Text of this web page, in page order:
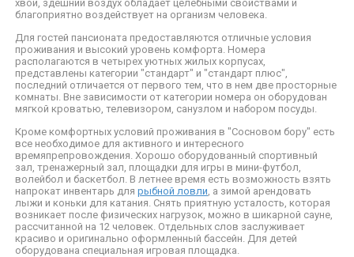
хвои, здешний воздух обладает целебными свойствами и
благоприятно воздействует на организм человека.
Для гостей пансионата предоставляются отличные условия
проживания и высокий уровень комфорта. Номера
располагаются в четырех уютных жилых корпусах,
представлены категории "стандарт" и "стандарт плюс",
последний отличается от первого тем, что в нем две просторные
комнаты. Вне зависимости от категории номера он оборудован
мягкой кроватью, телевизором, санузлом и набором посуды.
Кроме комфортных условий проживания в "Сосновом бору" есть
все необходимое для активного и интересного
времяпрепровождения. Хорошо оборудованный спортивный
зал, тренажерный зал, площадки для игры в мини-футбол,
волейбол и баскетбол. В летнее время есть возможность взять
напрокат инвентарь для рыбной ловли, а зимой арендовать
лыжи и коньки для катания. Снять приятную усталость, которая
возникает после физических нагрузок, можно в шикарной сауне,
рассчитанной на 12 человек. Отдельных слов заслуживает
красиво и оригинально оформленный бассейн. Для детей
оборудована специальная игровая площадка.